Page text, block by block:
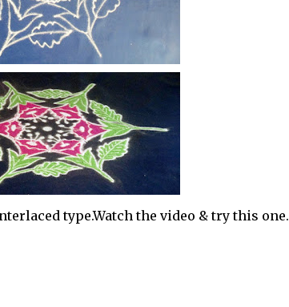
type.Watch the video & try this one.